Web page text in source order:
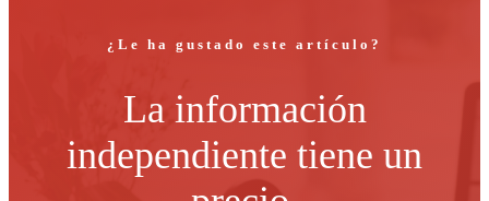
¿Le ha gustado este artículo?
La información
independiente tiene un